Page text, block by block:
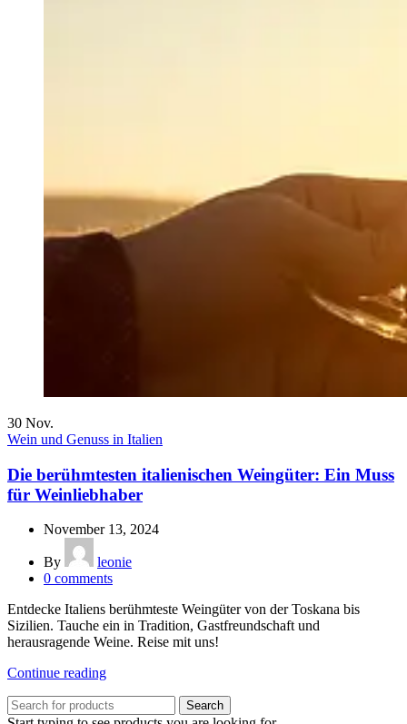
30 Nov.
Wein und Genuss in Italien
Die berühmtesten italienischen Weingüter: Ein Muss
für Weinliebhaber
November 13, 2024
By
leonie
0 comments
Entdecke Italiens berühmteste Weingüter von der Toskana bis
Sizilien. Tauche ein in Tradition, Gastfreundschaft und
herausragende Weine. Reise mit uns!
Continue reading
Search